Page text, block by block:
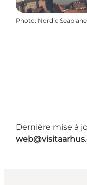
Photo: Nordic
Dernière mise à